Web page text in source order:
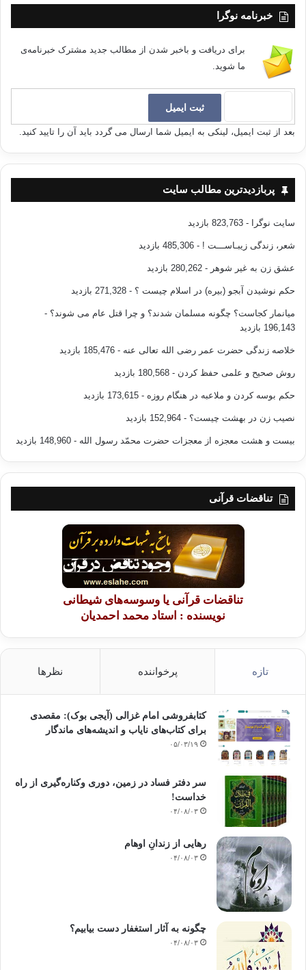
خبرنامه نوگرا
برای دریافت و باخبر شدن از مطالب جدید مشترک خبرنامه‌ی
ما شوید.
بعد از ثبت ایمیل، لینکی به ایمیل شما ارسال می گردد باید آن را تایید کنید.
پربازدیدترین مطالب سایت
سایت نوگرا - 823,763 بازدید
شعر، زندگی زیبـاســـت ! - 485,306 بازدید
عشق زن به غیر شوهر - 280,262 بازدید
حکم نوشیدن آبجو (بیره) در اسلام چیست ؟ - 271,328 بازدید
میانمار کجاست؟ چگونه مسلمان شدند؟ و چرا قتل عام می شوند؟ -
196,143 بازدید
خلاصه زندگی حضرت عمر رضی الله تعالی عنه - 185,476 بازدید
روش صحیح و علمی حفظ کردن - 180,568 بازدید
حکم بوسه کردن و ملاعبه در هنگام روزه - 173,615 بازدید
نصیب زن در بهشت چیست؟ - 152,964 بازدید
بیست و هشت معجزه از معجزات حضرت محمّد رسول الله - 148,960 بازدید
تناقضات قرآنی
تناقضات قرآنی یا وسوسه‌های شیطانی
نویسنده : استاد محمد احمدیان
تازه پرخواننده نظرها
کتابفروشی امام غزالی (آیجی بوک): مقصدی
برای کتاب‌های نایاب و اندیشه‌های ماندگار
۰۵/۰۳/۱۹
سر دفتر فساد در زمین‌، دوری وکناره‌گیری از راه
خداست‌!
۰۴/۰۸/۰۳
رهایی از زندانِ اوهام
۰۴/۰۸/۰۳
چگونه به آثار استغفار دست بیابیم؟
۰۴/۰۸/۰۳